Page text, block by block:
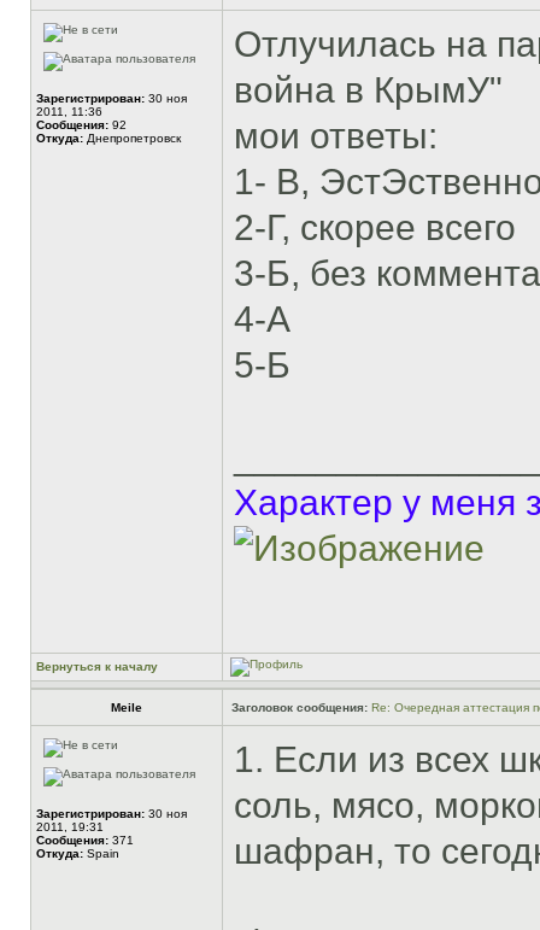
Зарегистрирован: 30 ноя
2011, 11:36
Сообщения: 92
Откуда: Днепропетровск
Отлучилась на
война в КрымУ"
мои ответы:
1- В,
2-Г, скорее всего
3-Б, без
4-А
5-Б
Характер у меня
Вернуться к началу
Meile Заголовок сообщения: Re: Очередная аттестация
Зарегистрирован: 30 ноя
2011, 19:31
Сообщения: 371
Откуда: Spain
1. Если из всех
соль, мясо,
шафран, то